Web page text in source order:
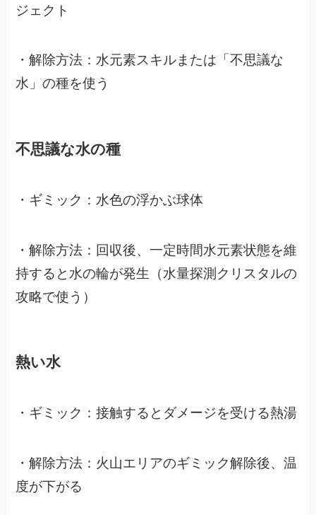
ジェクト
・解除方法：水元素スキルまたは「不思議な
水」の種を使う
不思議な水の種
・ギミック：水色の浮かぶ球体
・解除方法：回収後、一定時間水元素状態を維
持すると水の輪が発生
（水量探測クリスタルの
攻略で使う）
熱い水
・ギミック：接触するとダメージを受ける熱湯
・解除方法：火山エリアのギミック解除後、温
度が下がる